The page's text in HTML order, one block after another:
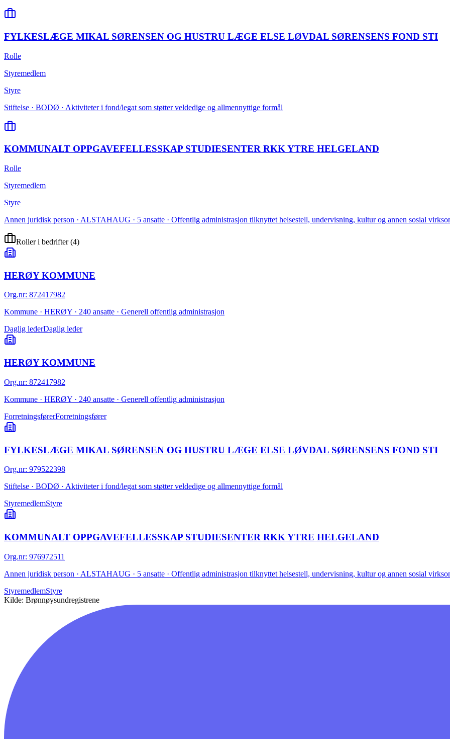
FYLKESLÆGE MIKAL SØRENSEN OG HUSTRU LÆGE ELSE LØVDAL SØRENSENS FOND STI
Rolle
Styremedlem
Styre
Stiftelse · BODØ · Aktiviteter i fond/legat som støtter veldedige og allmennyttige formål
KOMMUNALT OPPGAVEFELLESSKAP STUDIESENTER RKK YTRE HELGELAND
Rolle
Styremedlem
Styre
Annen juridisk person · ALSTAHAUG · 5 ansatte · Offentlig administrasjon tilknyttet helsestell, undervisning, kultur og annen sosial
Roller i bedrifter(4)
HERØY KOMMUNE
Org.nr: 872417982
Kommune · HERØY · 240 ansatte · Generell offentlig administrasjon
Daglig lederDaglig leder
HERØY KOMMUNE
Org.nr: 872417982
Kommune · HERØY · 240 ansatte · Generell offentlig administrasjon
ForretningsførerForretningsfører
FYLKESLÆGE MIKAL SØRENSEN OG HUSTRU LÆGE ELSE LØVDAL SØRENSENS FOND STI
Org.nr: 979522398
Stiftelse · BODØ · Aktiviteter i fond/legat som støtter veldedige og allmennyttige formål
StyremedlemStyre
KOMMUNALT OPPGAVEFELLESSKAP STUDIESENTER RKK YTRE HELGELAND
Org.nr: 976972511
Annen juridisk person · ALSTAHAUG · 5 ansatte · Offentlig administrasjon tilknyttet helsestell, undervisning, kultur og annen sosial
StyremedlemStyre
Kilde: Brønnøysundregistrene